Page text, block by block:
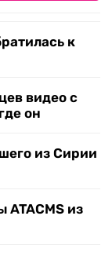
к
видео с
он
из Сирии
из